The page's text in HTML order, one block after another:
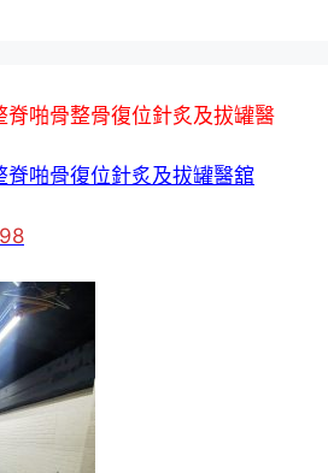
脊啪骨整骨復位針炙及拔罐醫
脊啪骨復位針炙及拔罐醫舘